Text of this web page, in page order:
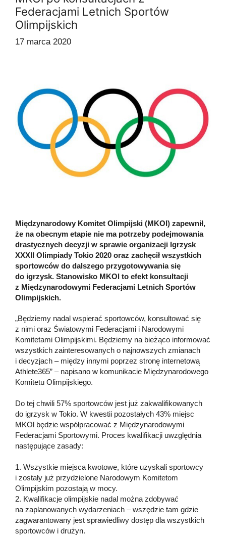
Federacjami Letnich Sportów
Olimpijskich
17 marca 2020
Międzynarodowy Komitet Olimpijski (MKOl) zapewnił,
że na obecnym etapie nie ma potrzeby podejmowania
drastycznych decyzji w sprawie organizacji Igrzysk
XXXII Olimpiady Tokio 2020 oraz zachęcił wszystkich
sportowców do dalszego przygotowywania się
do igrzysk. Stanowisko MKOl to efekt konsultacji
z Międzynarodowymi Federacjami Letnich Sportów
Olimpijskich.
„Będziemy nadal wspierać sportowców, konsultować się
z nimi oraz Światowymi Federacjami i Narodowymi
Komitetami Olimpijskimi. Będziemy na bieżąco informować
wszystkich zainteresowanych o najnowszych zmianach
i decyzjach – między innymi poprzez stronę internetową
Athlete365” – napisano w komunikacie Międzynarodowego
Komitetu Olimpijskiego.
Do tej chwili 57% sportowców jest już zakwalifikowanych
do igrzysk w Tokio. W kwestii pozostałych 43% miejsc
MKOl będzie współpracować z Międzynarodowymi
Federacjami Sportowymi. Proces kwalifikacji uwzględnia
następujące zasady:
1. Wszystkie miejsca kwotowe, które uzyskali sportowcy
i zostały już przydzielone Narodowym Komitetom
Olimpijskim pozostają w mocy.
2. Kwalifikacje olimpijskie nadal można zdobywać
na zaplanowanych wydarzeniach – wszędzie tam gdzie
zagwarantowany jest sprawiedliwy dostęp dla wszystkich
sportowców i drużyn.